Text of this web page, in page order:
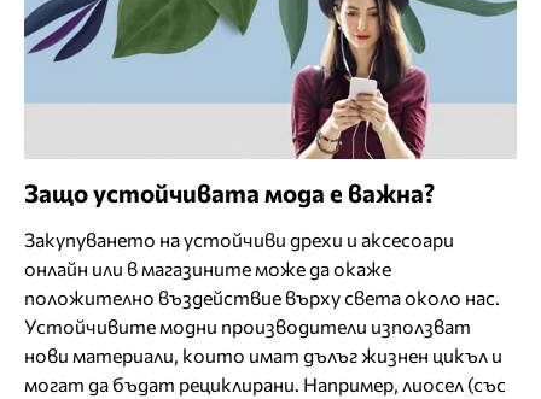
Защо устойчивата мода е важна?
Закупуването на устойчиви дрехи и аксесоари
онлайн или в магазините може да окаже
положително въздействие върху света около нас.
Устойчивите модни производители използват
нови материали, които имат дълъг жизнен цикъл и
могат да бъдат рециклирани. Например, лиосел (със